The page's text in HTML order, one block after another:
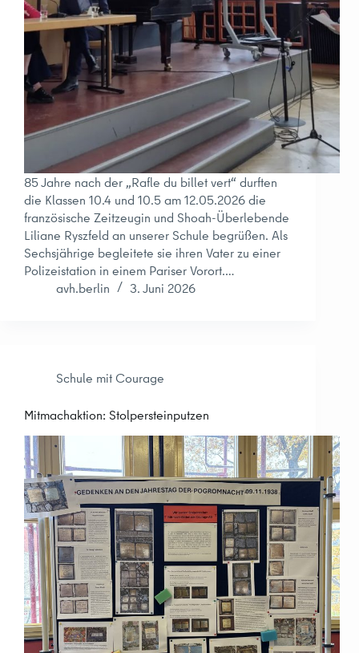
85 Jahre nach der „Rafle du billet vert“ durften
die Klassen 10.4 und 10.5 am 12.05.2026 die
französische Zeitzeugin und Shoah-Überlebende
Liliane Ryszfeld an unserer Schule begrüßen. Als
Sechsjährige begleitete sie ihren Vater zu einer
Polizeistation in einem Pariser Vorort.…
avh.berlin
3. Juni 2026
Schule mit Courage
Mitmachaktion: Stolpersteinputzen